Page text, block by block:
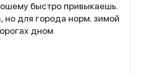
быстро привыкаешь.
но для города норм. зимой
дном